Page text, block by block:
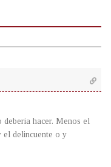
hacer. Menos el
el delincuente o y